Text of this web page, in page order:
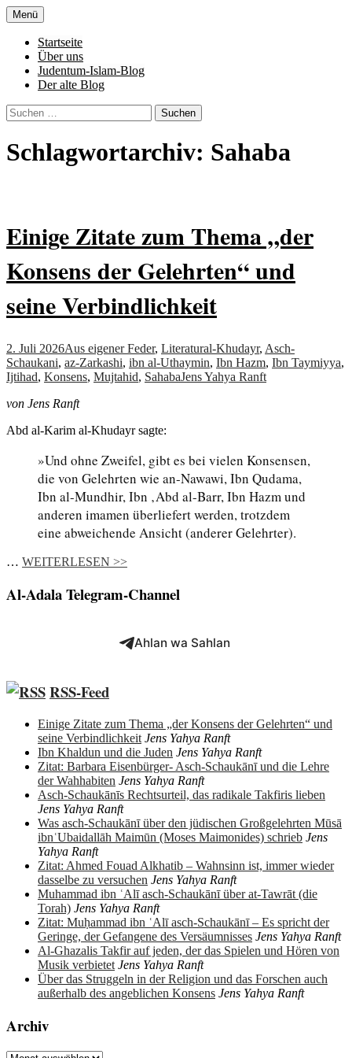
Zum
Inhalt
springen
Al-Adala.de
von allem
Menü
Startseite
Über uns
Judentum-Islam-Blog
Der alte Blog
Suchen
nach:
Schlagwortarchiv: Sahaba
Einige Zitate zum Thema „der
Konsens der Gelehrten“ und
seine Verbindlichkeit
2. Juli 2026Aus eigener Feder, Literatural-Khudayr, Asch-
Schaukani, az-Zarkashi, ibn al-Uthaymin, Ibn Hazm, Ibn Taymiyya,
Ijtihad, Konsens, Mujtahid, SahabaJens Yahya Ranft
von Jens Ranft
Abd al-Karim al-Khudayr sagte:
»Und ohne Zweifel, gibt es bei vielen Konsensen,
die von Gelehrten wie an-Nawawi, Ibn Qudama,
Ibn al-Mundhir, Ibn ‚Abd al-Barr, Ibn Hazm und
anderen imamen überliefert werden, trotzdem
eine abweichende Ansicht (anderer Gelehrter).
… WEITERLESEN >>
Al-Adala Telegram-Channel
Ahlan wa Sahlan
RSS-Feed
Einige Zitate zum Thema „der Konsens der Gelehrten“ und
seine Verbindlichkeit Jens Yahya Ranft
Ibn Khaldun und die Juden Jens Yahya Ranft
Zitat: Barbara Eisenbürger- Asch-Schaukānī und die Lehre
der Wahhabiten Jens Yahya Ranft
Asch-Schaukānīs Rechtsurteil, das radikale Takfiris lieben
Jens Yahya Ranft
Was asch-Schaukānī über den jüdischen Großgelehrten Mūsā
ibnʿUbaidallāh Maimūn (Moses Maimonides) schrieb Jens
Yahya Ranft
Zitat: Ahmed Fouad Alkhatib – Wahnsinn ist, immer wieder
dasselbe zu versuchen Jens Yahya Ranft
Muhammad ibn ʿAlī asch-Schaukānī über at-Tawrāt (die
Torah) Jens Yahya Ranft
Zitat: Muḥammad ibn ʿAlī asch-Schaukānī – Es spricht der
Geringe, der Gefangene des Versäumnisses Jens Yahya Ranft
Al-Ghazalis Takfir auf jeden, der das Spielen und Hören von
Musik verbietet Jens Yahya Ranft
Über das Struggeln in der Religion und das Forschen auch
außerhalb des angeblichen Konsens Jens Yahya Ranft
Archiv